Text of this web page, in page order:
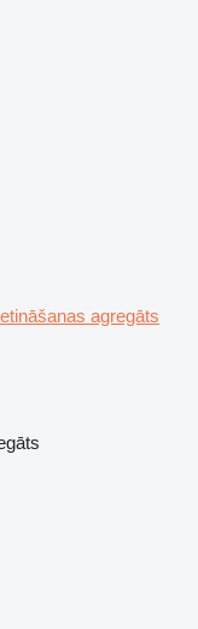
agregāts